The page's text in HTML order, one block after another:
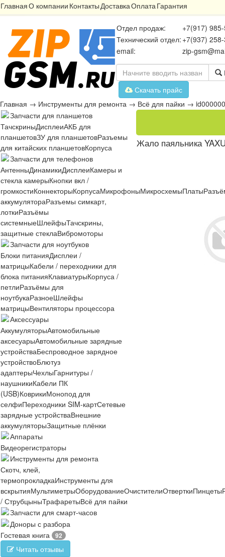
ГлавнаяО компании КонтактыДоставкаОплатаГарантия
Отдел продаж:
+7(917)
Технический отдел: +7(937)
email:
zip-
Скачать прайс
Главная → Инструменты для ремонта → Всё для пайки →
Запчасти для планшетов
ТачскриныДисплеиАКБ для
планшетовЗУ для планшетовРазъемы
для китайских планшетовКорпуса
Запчасти для телефонов
АнтенныДинамикиДисплеиКамеры и
стекла камерыКнопки вкл /
громкостиКоннекторыКорпусаМикрофоныМикросхемыПлаты
аккумулятораРазъемы симкарт,
лоткиРазъёмы
системныеШлейфыТачскрины,
защитные стеклаВибромоторы
Запчасти для ноутбуков
Блоки питанияДисплеи /
матрицыКабели / переходники для
блока питанияКлавиатурыКорпуса /
петлиРазъёмы для
ноутбукаРазноеШлейфы
матрицыВентиляторы процессора
Аксессуары
АккумуляторыАвтомобильные
аксесуарыАвтомобильные зарядные
устройстваБеспроводное зарядное
устройствоБлютуз
адаптерыЧехлыГарнитуры /
наушникиКабели ПК
(USB)КоврикиМонопод для
селфиПереходники SIM-картСетевые
зарядные устройстваВнешние
аккумуляторыЗащитные плёнки
Аппараты
Видеорегистраторы
Инструменты для ремонта
Скотч, клей,
термопрокладкаИнструменты для
вскрытияМультиметрыОборудованиеОчистителиОтверткиПинцеты
/ СтрубцыныТрафаретыВсё для пайки
Запчасти для смарт-часов
Доноры с разбора
Гостевая книга
92
Читать отзывы
Жало паяльника